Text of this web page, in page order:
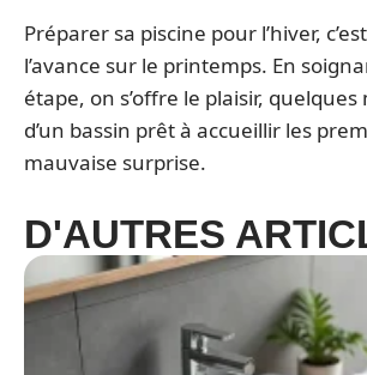
Préparer sa piscine pour l’hiver,
l’avance sur le printemps. En
étape, on s’offre le plaisir,
d’un bassin prêt à accueillir les
mauvaise surprise.
D'AUTRES